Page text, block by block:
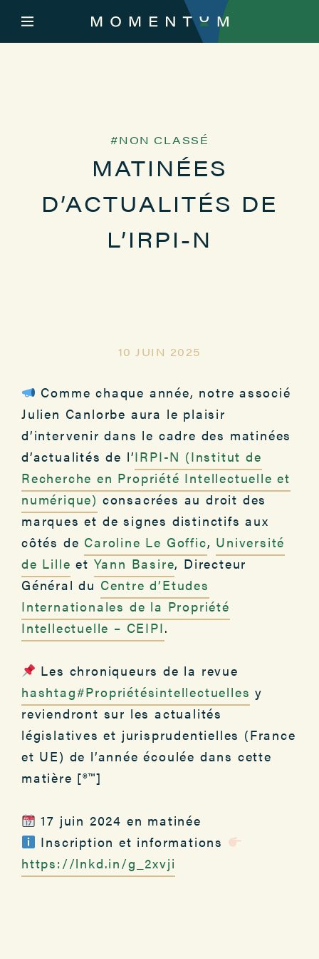
NON CLASSÉ
MATINÉES
D’ACTUALITÉS DE
L’IRPI-N
10 JUIN 2025
Comme chaque année, notre associé
Julien Canlorbe aura le plaisir
d’intervenir dans le cadre des matinées
d’actualités de l’IRPI-N (Institut de
Recherche en Propriété Intellectuelle et
numérique) consacrées au droit des
marques et de signes distinctifs aux
côtés de Caroline Le Goffic, Université
de Lille et Yann Basire, Directeur
Général du Centre d’Etudes
Internationales de la Propriété
Intellectuelle – CEIPI.
Les chroniqueurs de la revue
hashtag#Propriétésintellectuelles y
reviendront sur les actualités
législatives et jurisprudentielles (France
et UE) de l’année écoulée dans cette
matière [®™]
17 juin 2024 en matinée
Inscription et informations
https://lnkd.in/g_2xvji